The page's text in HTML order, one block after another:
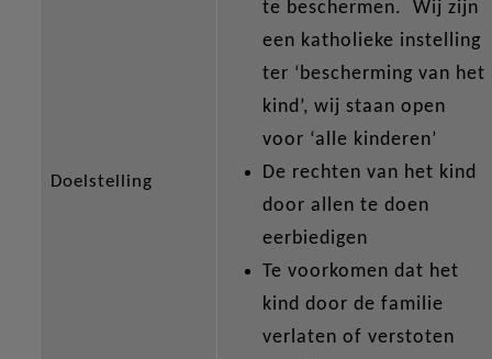
Doelstelling
te beschermen. Wij zijn
een katholieke instelling
ter ‘bescherming van het
kind’, wij staan open
voor ‘alle kinderen’
De rechten van het kind
door allen te doen
eerbiedigen
Te voorkomen dat het
kind door de familie
verlaten of verstoten